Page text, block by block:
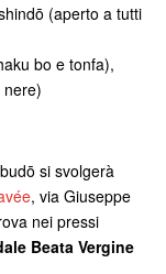
(aperto a tutti
bo e tonfa),
si svolgerà
, via Giuseppe
nei pressi
Beata Vergine